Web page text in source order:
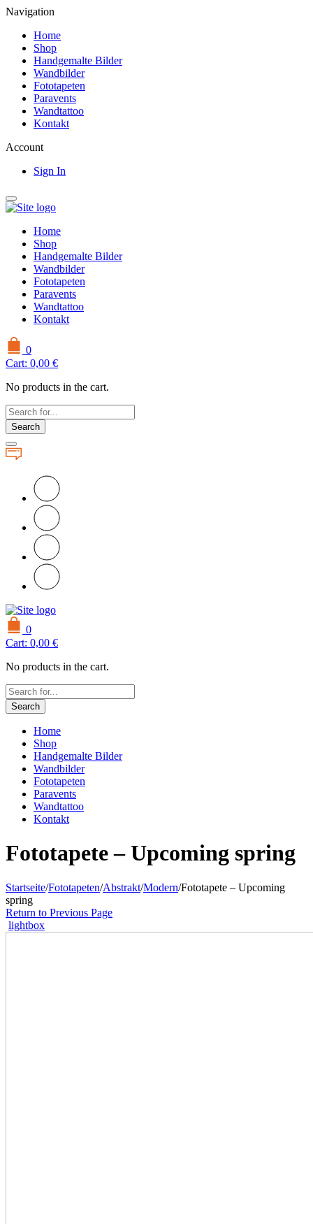
Navigation
Home
Shop
Handgemalte Bilder
Wandbilder
Fototapeten
Paravents
Wandtattoo
Kontakt
Account
Sign In
Home
Shop
Handgemalte Bilder
Wandbilder
Fototapeten
Paravents
Wandtattoo
Kontakt
0
Cart: 0,00 €
No products in the cart.
Search
0
Cart: 0,00 €
No products in the cart.
Search
Home
Shop
Handgemalte Bilder
Wandbilder
Fototapeten
Paravents
Wandtattoo
Kontakt
Fototapete – Upcoming spring
Startseite/Fototapeten/Abstrakt/Modern/Fototapete – Upcoming
spring
Return to Previous Page
lightbox